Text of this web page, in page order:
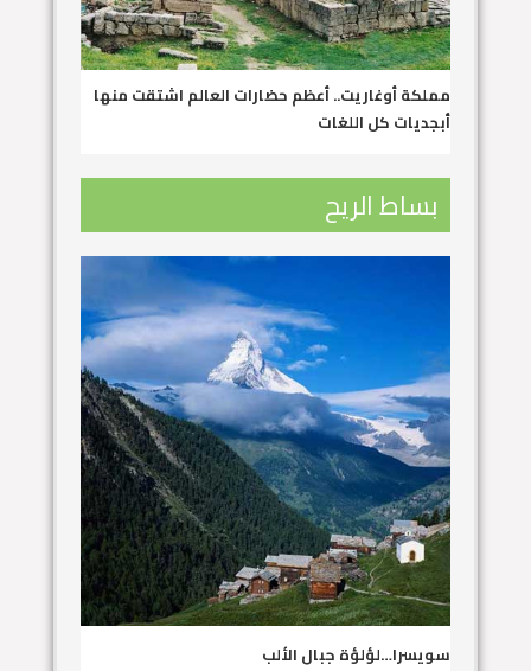
مملكة أوغاريت.. أعظم حضارات العالم اشتقت منها
أبجديات كل اللغات
بساط الريح
سويسرا…لؤلؤة جبال الألب